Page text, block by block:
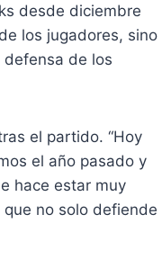
desde diciembre
los jugadores, sino
de los
el partido. “Hoy
el año pasado y
hace estar muy
no solo defiende